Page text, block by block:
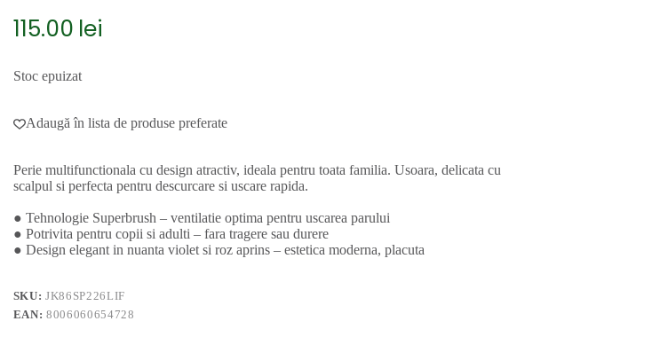
115.00 lei
Stoc epuizat
Adaugă în lista de produse preferate
Perie multifunctionala cu design atractiv, ideala pentru toata familia. Usoara, delicata cu
scalpul si perfecta pentru descurcare si uscare rapida.
● Tehnologie Superbrush – ventilatie optima pentru uscarea parului
● Potrivita pentru copii si adulti – fara tragere sau durere
● Design elegant in nuanta violet si roz aprins – estetica moderna, placuta
SKU:JK86SP226LIF
EAN:8006060654728